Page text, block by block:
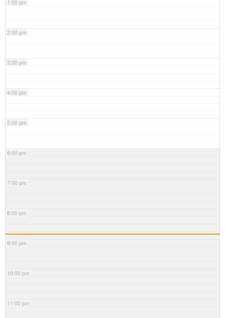
1:00 pm
2:00 pm
3:00 pm
4:00 pm
5:00 pm
6:00 pm
7:00 pm
8:00 pm
9:00 pm
10:00 pm
11:00 pm